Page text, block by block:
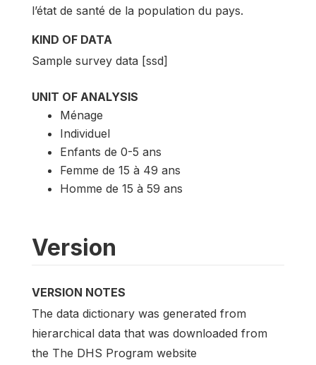
l’état de santé de la population du pays.
KIND OF DATA
Sample survey data [ssd]
UNIT OF ANALYSIS
Ménage
Individuel
Enfants de 0-5 ans
Femme de 15 à 49 ans
Homme de 15 à 59 ans
Version
VERSION NOTES
The data dictionary was generated from
hierarchical data that was downloaded from
the The DHS Program website